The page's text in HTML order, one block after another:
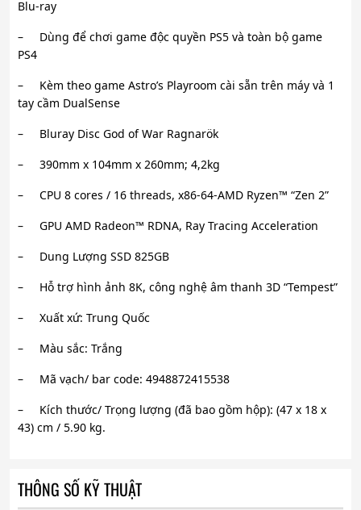
Blu-ray
– Dùng để chơi game độc quyền PS5 và toàn bộ game
PS4
– Kèm theo game Astro’s Playroom cài sẵn trên máy và 1
tay cầm DualSense
– Bluray Disc God of War Ragnarök
– 390mm x 104mm x 260mm; 4,2kg
– CPU 8 cores / 16 threads, x86-64-AMD Ryzen™ “Zen 2”
– GPU AMD Radeon™ RDNA, Ray Tracing Acceleration
– Dung Lượng SSD 825GB
– Hỗ trợ hình ảnh 8K, công nghệ âm thanh 3D “Tempest”
– Xuất xứ: Trung Quốc
– Màu sắc: Trắng
– Mã vạch/ bar code: 4948872415538
– Kích thước/ Trọng lượng (đã bao gồm hộp): (47 x 18 x
43) cm / 5.90 kg.
THÔNG SỐ KỸ THUẬT